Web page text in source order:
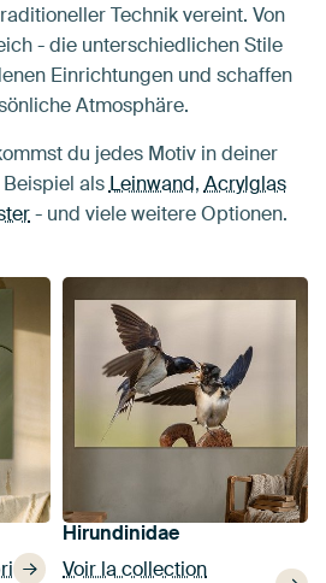
Technik vereint. Von
- die unterschiedlichen Stile
Einrichtungen und schaffen
Atmosphäre.
du jedes Motiv in deiner
als Leinwand, Acrylglas
- und viele weitere Optionen.
Hirundinidae
Voir la collection